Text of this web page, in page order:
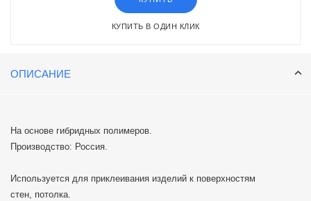
КУПИТЬ В ОДИН КЛИК
ОПИСАНИЕ
На основе гибридных полимеров.
Производство: Россия.
Используется для приклеивания изделий к поверхностям
стен, потолка.